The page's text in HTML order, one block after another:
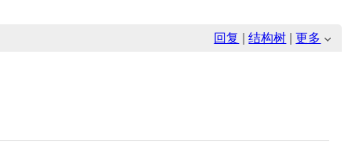
回复 |结构树 |更多